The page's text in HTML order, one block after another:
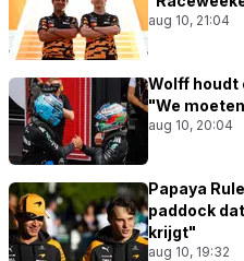
aug 10, 21:04
Wolff houdt
"We
aug 10, 20:04
Papaya
paddock
krijgt"
aug 10, 19:32